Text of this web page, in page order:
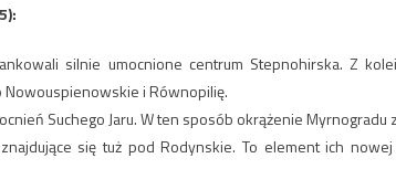
silnie umocnione centrum Stepnohirska. Z
Nowouspienowskie i Równopilię.
Suchego Jaru. W ten sposób okrążenie Myrnogradu
się tuż pod Rodynskie. To element ich